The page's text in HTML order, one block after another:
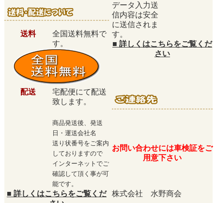
データ入力送
信内容は安全
に送信されま
す。
■ 詳しくはこちらをご覧くだ
さい
送料
全国送料無料で
す。
配送
宅配便にて配送
致します。
商品発送後、発送
日・運送会社名
送り状番号をご案内
しておりますので
インターネットでご
確認して頂く事が可
能です。
お問い合わせには車検証をご
用意下さい
■ 詳しくはこちらをご覧くだ
株式会社 水野商会